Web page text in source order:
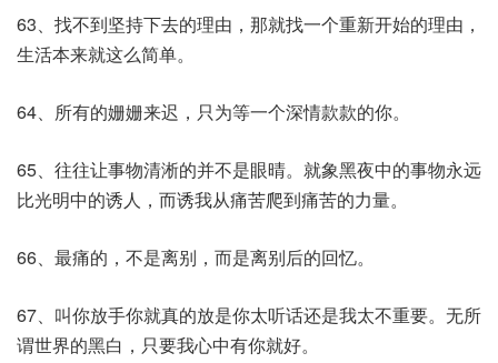
63、找不到坚持下去的理由，那就找一个重新开始的理由，
生活本来就这么简单。
64、所有的姗姗来迟，只为等一个深情款款的你。
65、往往让事物清淅的并不是眼晴。就象黑夜中的事物永远
比光明中的诱人，而诱我从痛苦爬到痛苦的力量。
66、最痛的，不是离别，而是离别后的回忆。
67、叫你放手你就真的放是你太听话还是我太不重要。无所
谓世界的黑白，只要我心中有你就好。